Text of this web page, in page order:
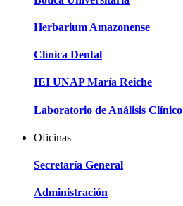
Herbarium Amazonense
Clínica Dental
IEI UNAP María Reiche
Laboratorio de Análisis Clínico
Oficinas
Secretaría General
Administración